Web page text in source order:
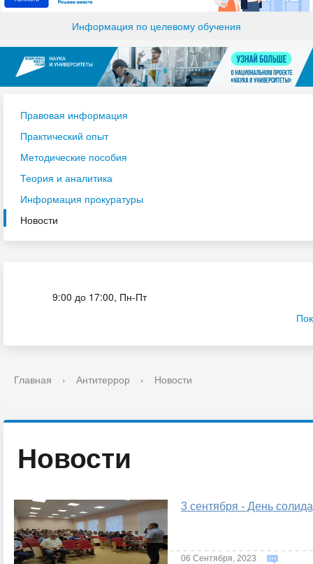
Информация по целевому обучения
Правовая информация
Практический опыт
Методические пособия
Теория и аналитика
Информация прокуратуры
Новости
9:00 до 17:00, Пн-Пт
Главная › Антитеррор › Новости
Новости
3 сентября - День
06 Сентября, 2023